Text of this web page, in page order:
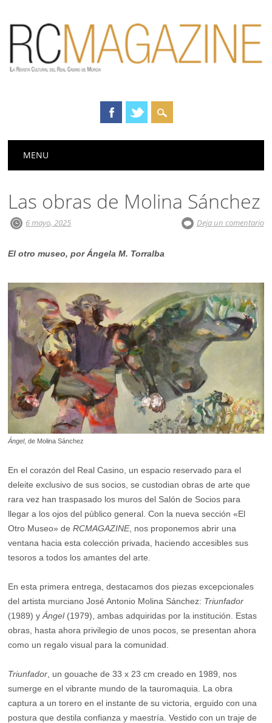
Menú principal
MENU
Las obras de Molina Sánchez
6 mayo, 2025 Deja un comentario
El otro museo, por Ángela M. Torralba
Ángel, de Molina Sánchez
En el corazón del Real Casino, un espacio reservado para el
deleite exclusivo de sus socios, se custodian obras de arte que
rara vez han traspasado los muros del Salón de Socios para
llegar a los ojos del público general. Con la nueva sección «El
Otro Museo» deRCMAGAZINE, nos proponemos abrir una
ventana hacia esta colección privada, haciendo accesibles sus
tesoros a todos los amantes del arte.
En esta primera entrega, destacamos dos piezas excepcionales
del artista murciano José Antonio Molina Sánchez: Triunfador
(1989) yÁngel(1979), ambas adquiridas por la institución. Estas
obras, hasta ahora privilegio de unos pocos, se presentan ahora
como un regalo visual para la comunidad.
Triunfador , un gouache de 33 x 23 cm creado en 1989, nos
sumerge en el vibrante mundo de la tauromaquia. La obra
captura a un torero en el instante de su victoria, erguido con una
postura que destila confianza y maestría. Vestido con un traje de